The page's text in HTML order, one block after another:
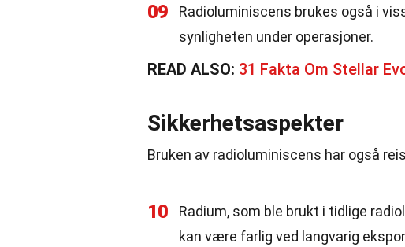
09
Radioluminiscens brukes også i
synligheten under operasjoner.
READ ALSO: 31 Fakta Om Stellar
Sikkerhetsaspekter
Bruken av radioluminiscens har også
10
Radium, som ble brukt i tidlige
kan være farlig ved langvarig